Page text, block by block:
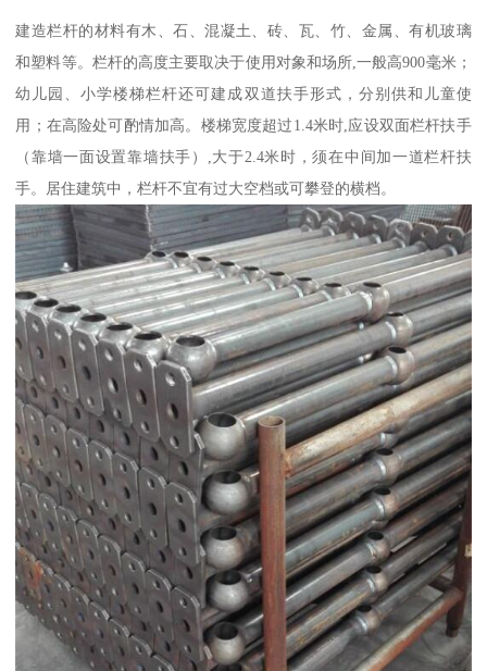
建造栏杆的材料有木、石、混凝土、砖、瓦、竹、金属、有机玻璃
和塑料等。栏杆的高度主要取决于使用对象和场所,一般高900毫米；
幼儿园、小学楼梯栏杆还可建成双道扶手形式，分别供和儿童使
用；在高险处可酌情加高。楼梯宽度超过1.4米时,应设双面栏杆扶手
（靠墙一面设置靠墙扶手）,大于2.4米时，须在中间加一道栏杆扶
手。居住建筑中，栏杆不宜有过大空档或可攀登的横档。